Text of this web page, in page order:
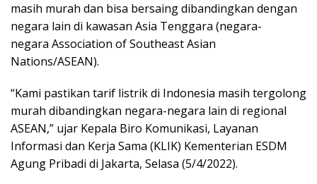
masih murah dan bisa bersaing dibandingkan dengan
negara lain di kawasan Asia Tenggara (negara-
negara Association of Southeast Asian
Nations/ASEAN).
“Kami pastikan tarif listrik di Indonesia masih tergolong
murah dibandingkan negara-negara lain di regional
ASEAN,” ujar Kepala Biro Komunikasi, Layanan
Informasi dan Kerja Sama (KLIK) Kementerian ESDM
Agung Pribadi di Jakarta, Selasa (5/4/2022).